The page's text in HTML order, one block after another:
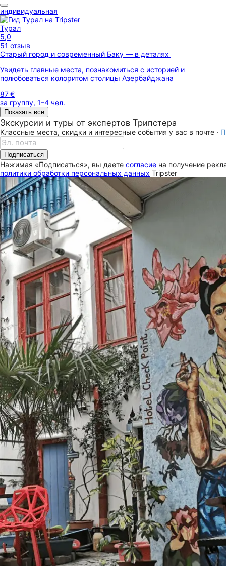
индивидуальная
Турал
5,0
51 отзыв
Старый город и современный Баку — в деталях
Увидеть главные места, познакомиться с историей и
полюбоваться колоритом столицы Азербайджана
87 €
за группу, 1–4 чел.
Показать все
Экскурсии и туры от экспертов Трипстера
Классные места, скидки и интересные события у вас в почте ·
Подписаться
Нажимая «Подписаться», вы даете согласие на получение
политики обработки персональных данных Tripster